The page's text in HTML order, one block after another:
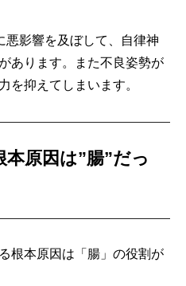
悪影響を及ぼして、自律神
あります。また不良姿勢が
を抑えてしまいます。
本原因は”腸”だっ
根本原因は「腸」の役割が